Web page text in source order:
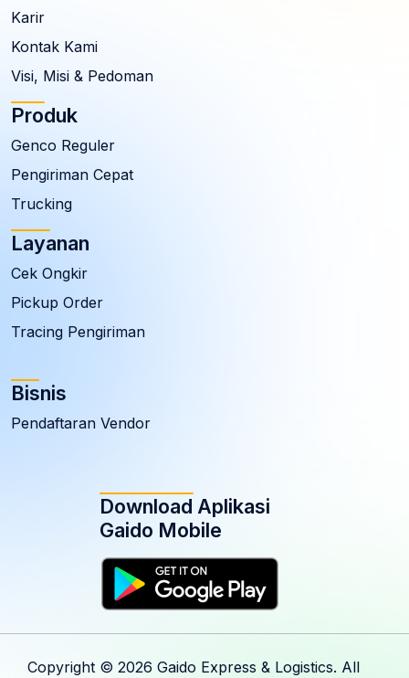
Karir
Kontak Kami
Visi, Misi & Pedoman
Produk
Genco Reguler
Pengiriman Cepat
Trucking
Layanan
Cek Ongkir
Pickup Order
Tracing Pengiriman
Bisnis
Pendaftaran Vendor
Download Aplikasi
Gaido Mobile
Copyright © 2026 Gaido Express & Logistics. All